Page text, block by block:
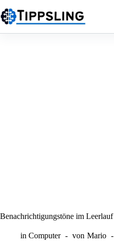
Inhalt
springen
Benachrichtigungstöne im
in Computer von Mario